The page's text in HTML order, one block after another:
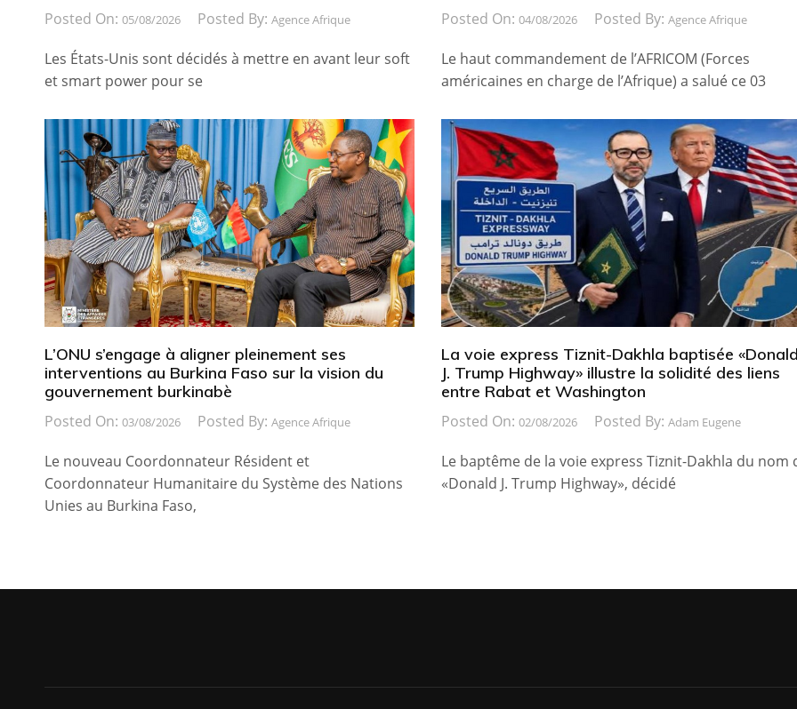
Posted On: 05/08/2026 Posted By: Agence Afrique
Les États-Unis sont décidés à mettre en avant leur soft
et smart power pour se
Posted On: 04/08/2026 Posted By: Agence Afrique
Le haut commandement de l’AFRICOM (Forces
américaines en charge de l’Afrique) a salué ce 03
L’ONU s’engage à aligner pleinement ses
interventions au Burkina Faso sur la vision du
gouvernement burkinabè
Posted On: 03/08/2026 Posted By: Agence Afrique
Le nouveau Coordonnateur Résident et
Coordonnateur Humanitaire du Système des Nations
Unies au Burkina Faso,
La voie express Tiznit-Dakhla baptisée
J. Trump Highway» illustre la solidité des liens
entre Rabat et Washington
Posted On: 02/08/2026 Posted By: Adam Eugene
Le baptême de la voie express Tiznit-Dakhla du nom
«Donald J. Trump Highway», décidé